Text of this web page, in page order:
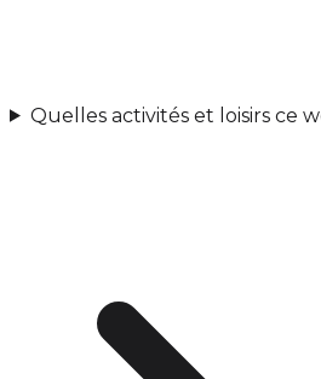
Quelles activités et loisirs ce